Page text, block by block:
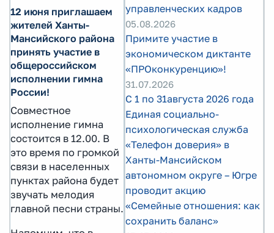
12 июня приглашаем
жителей Ханты-
Мансийского района
принять участие в
общероссийском
исполнении гимна
России!
Совместное
исполнение гимна
состоится в 12.00. В
это время по громкой
связи в населенных
пунктах района будет
звучать мелодия
главной песни страны.
управленческих кадров
05.08.2026
Примите участие в
экономическом диктанте
«ПРОконкуренцию»!
31.07.2026
С 1 по 31августа 2026 года
Единая социально-
психологическая служба
«Телефон доверия» в
Ханты-Мансийском
автономном округе – Югре
проводит акцию
«Семейные отношения: как
сохранить баланс»